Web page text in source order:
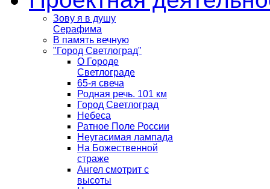
Зову я в душу
Серафима
В память вечную
"Город Светлоград"
О Городе
Светлограде
65-я свеча
Родная речь. 101 км
Город Светлоград
Небеса
Ратное Поле России
Неугасимая лампада
На Божественной
страже
Ангел смотрит с
высоты